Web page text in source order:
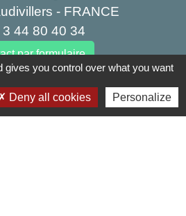
- FRANCE
3 44 80 40 34
par formulaire
Liens
gives you control over what you want
Deny all cookies Personalize